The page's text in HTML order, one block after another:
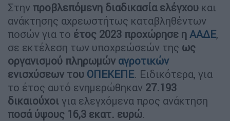
Στην προβλεπόμενη διαδικασία ελέγχου και
ανάκτησης αχρεωστήτως καταβληθέντων
ποσών για το έτος 2023 προχώρησε η ΑΑΔΕ,
σε εκτέλεση των υποχρεώσεών της ως
οργανισμού πληρωμών αγροτικών
ενισχύσεων του ΟΠΕΚΕΠΕ. Ειδικότερα, για
το έτος αυτό ενημερώθηκαν 27.193
δικαιούχοι για ελεγχόμενα προς ανάκτηση
ποσά ύψους 16,3 εκατ. ευρώ.